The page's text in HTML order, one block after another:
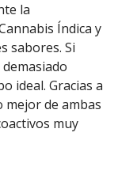
la
Índica y
sabores. Si
ideal. Gracias a
mejor de ambas
muy